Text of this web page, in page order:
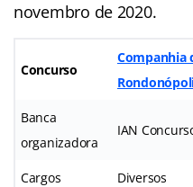
novembro de 2020.
Concurso
Companhia
Banca
organizadora
IAN
Cargos Diversos